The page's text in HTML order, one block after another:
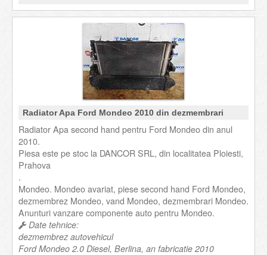
Radiator Apa Ford Mondeo 2010 din dezmembrari
Radiator Apa second hand pentru Ford Mondeo din anul
2010.
Piesa este pe stoc la DANCOR SRL, din localitatea Ploiesti,
Prahova
.
Mondeo. Mondeo avariat, piese second hand Ford Mondeo,
dezmembrez Mondeo, vand Mondeo, dezmembrari Mondeo.
Anunturi vanzare componente auto pentru Mondeo.
Date tehnice:
dezmembrez autovehicul
Ford Mondeo 2.0 Diesel, Berlina, an fabricatie 2010